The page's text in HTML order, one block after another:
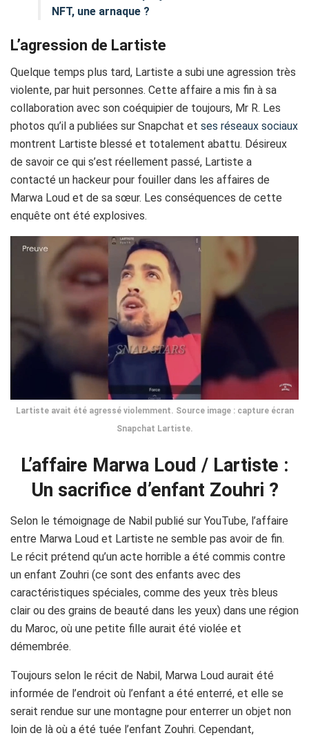
NFT, une arnaque ?
L’agression de Lartiste
Quelque temps plus tard, Lartiste a subi une agression très
violente, par huit personnes. Cette affaire a mis fin à sa
collaboration avec son coéquipier de toujours, Mr R. Les
photos qu’il a publiées sur Snapchat et ses réseaux sociaux
montrent Lartiste blessé et totalement abattu. Désireux
de savoir ce qui s’est réellement passé, Lartiste a
contacté un hackeur pour fouiller dans les affaires de
Marwa Loud et de sa sœur. Les conséquences de cette
enquête ont été explosives.
Lartiste avait été agressé violemment. Source image : capture écran
Snapchat Lartiste.
L’affaire Marwa Loud / Lartiste :
Un sacrifice d’enfant Zouhri ?
Selon le témoignage de Nabil publié sur YouTube, l’affaire
entre Marwa Loud et Lartiste ne semble pas avoir de fin.
Le récit prétend qu’un acte horrible a été commis contre
un enfant Zouhri (ce sont des enfants avec des
caractéristiques spéciales, comme des yeux très bleus
clair ou des grains de beauté dans les yeux) dans une région
du Maroc, où une petite fille aurait été violée et
démembrée.
Toujours selon le récit de Nabil, Marwa Loud aurait été
informée de l’endroit où l’enfant a été enterré, et elle se
serait rendue sur une montagne pour enterrer un objet non
loin de là où a été tuée l’enfant Zouhri. Cependant,